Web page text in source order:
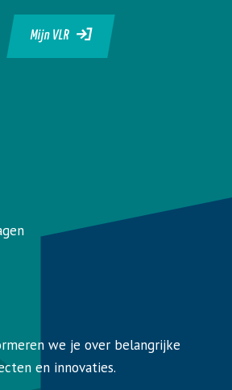
Mijn VLR
we je over belangrijke
en innovaties.